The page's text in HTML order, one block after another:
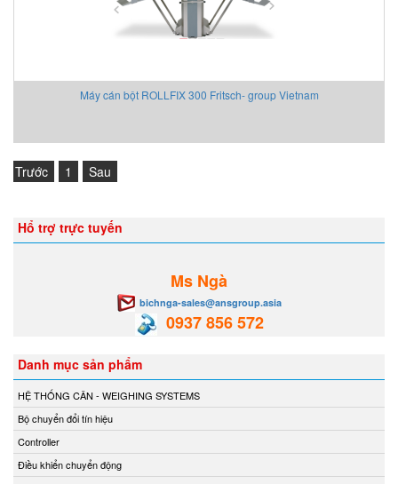
Máy cán bột ROLLFIX 300 Fritsch- group Vietnam
Trước 1 Sau
Hổ trợ trực tuyến
Ms Ngà
bichnga-sales@ansgroup.asia
0937 856 572
Danh mục sản phẩm
HỆ THỐNG CÂN - WEIGHING SYSTEMS
Bộ chuyển đổi tín hiệu
Controller
Điều khiển chuyển động